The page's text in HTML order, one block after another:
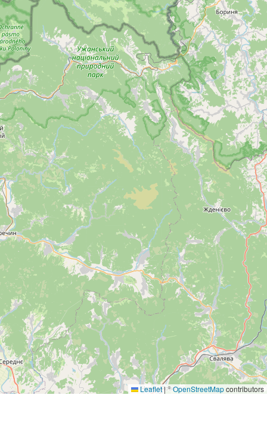
Leaflet|©OpenStreetMapcontributors